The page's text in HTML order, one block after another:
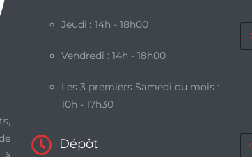
Jeudi : 14h - 18h00
Vendredi : 14h - 18h00
Les 3 premiers Samedi du mois :
10h - 17h30
Dépôt